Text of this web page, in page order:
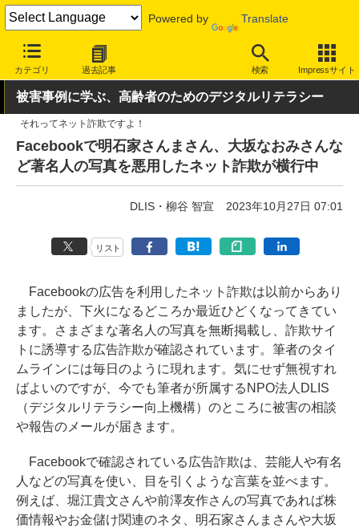
Powered by Translate
カテゴリ 過去記事 検索 Impressサイト
INTERNET Watch トピック 詐欺/フィッシング
被害事例に学ぶ、高齢者のためのデジタルリテラシー
それってネット詐欺ですよ！
Facebookで明石家さんまさん、大坂なおみさんな
ど著名人の写真を悪用したネット詐欺が横行中
DLIS・柳谷 智宣 2023年10月27日 07:01
リスト
Facebookの広告を利用したネット詐欺は以前からあり
ましたが、下火になるどころか最近ひどくなってきてい
ます。さまざまな著名人の写真を無断掲載し、詐欺サイ
トに誘導する広告詐欺が確認されています。筆者のタイ
ムラインには毎日のように現れます。気にせず無視すれ
ばよいのですが、今でも筆者が所属するNPO法人DLIS
（デジタルリテラシー向上機構）のところに被害の相談
や報告のメールが届きます。
Facebookで確認されている広告詐欺は、芸能人や有名
人などの写真を使い、目を引くような言葉を並べます。
例えば、堀江貴文さんや前澤友作さんの写真であれば株
価情報やお金儲け関連のネタ、明石家さんまさんや大坂